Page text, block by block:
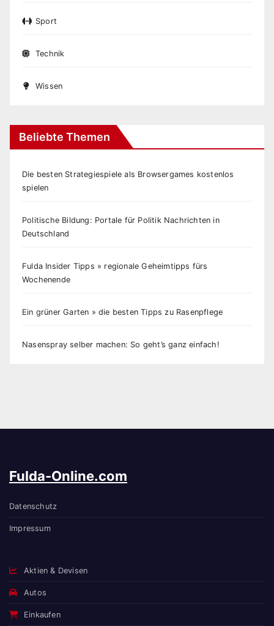
Sport
Technik
Wissen
Beliebte Themen
Die besten Strategiespiele als Browsergames kostenlos
spielen
Politische Bildung: Portale für Politik Nachrichten in
Deutschland
Fulda Insider Tipps » regionale Geheimtipps fürs
Wochenende
Ein grüner Garten » die besten Tipps zu Rasenpflege
Nasenspray selber machen: So geht’s ganz einfach!
Fulda-Online.com
Datenschutz
Impressum
Aktien & Devisen
Autos
Einkaufen